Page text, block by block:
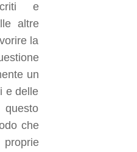
e
altre
la
un
e delle
questo
che